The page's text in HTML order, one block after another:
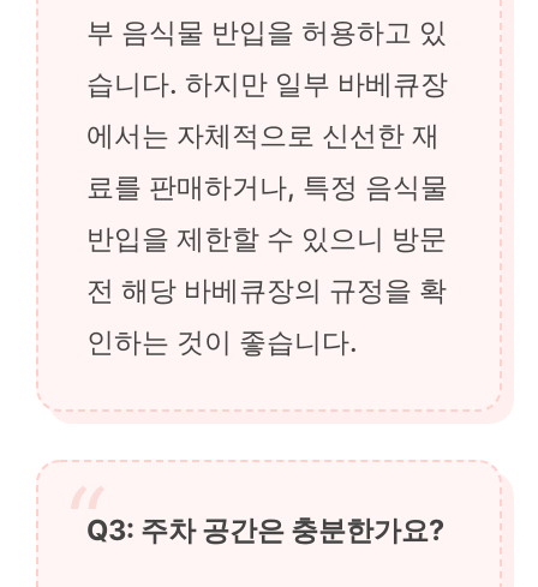
부 음식물 반입을 허용하고 있
습니다. 하지만 일부 바베큐장
에서는 자체적으로 신선한 재
료를 판매하거나, 특정 음식물
반입을 제한할 수 있으니 방문
전 해당 바베큐장의 규정을 확
인하는 것이 좋습니다.
Q3: 주차 공간은 충분한가요?